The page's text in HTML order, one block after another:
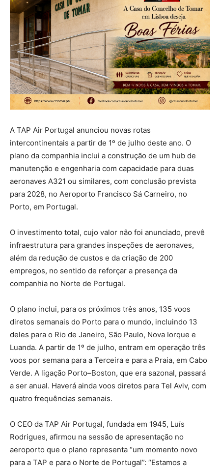
A TAP Air Portugal anunciou novas rotas
intercontinentais a partir de 1º de julho deste ano. O
plano da companhia inclui a construção de um hub de
manutenção e engenharia com capacidade para duas
aeronaves A321 ou similares, com conclusão prevista
para 2028, no Aeroporto Francisco Sá Carneiro, no
Porto, em Portugal.
O investimento total, cujo valor não foi anunciado, prevê
infraestrutura para grandes inspeções de aeronaves,
além da redução de custos e da criação de 200
empregos, no sentido de reforçar a presença da
companhia no Norte de Portugal.
O plano inclui, para os próximos três anos, 135 voos
diretos semanais do Porto para o mundo, incluindo 13
deles para o Rio de Janeiro, São Paulo, Nova Iorque e
Luanda. A partir de 1º de julho, entram em operação três
voos por semana para a Terceira e para a Praia, em Cabo
Verde. A ligação Porto–Boston, que era sazonal, passará
a ser anual. Haverá ainda voos diretos para Tel Aviv, com
quatro frequências semanais.
O CEO da TAP Air Portugal, fundada em 1945, Luís
Rodrigues, afirmou na sessão de apresentação no
aeroporto que o plano representa “um momento novo
para a TAP e para o Norte de Portugal”: “Estamos a